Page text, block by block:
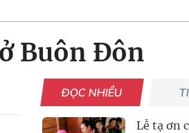
Buôn Đôn
ĐỌC NHIỀU
Lễ tạ ơn